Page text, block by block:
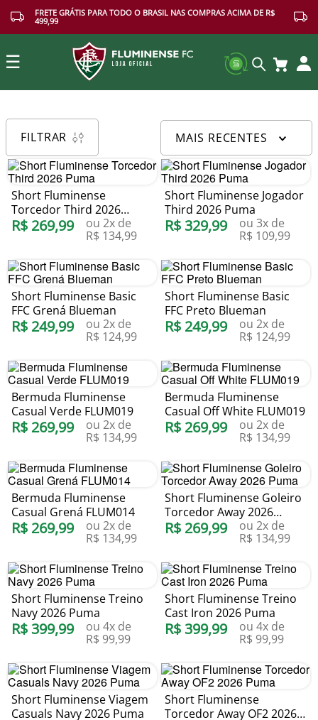
FRETE GRÁTIS PARA TODO O BRASIL NAS COMPRAS ACIMA DE R$
499,99
☰
FILTRAR MAIS RECENTES
Short Fluminense
Torcedor Third 2026
Puma
R$ 269,99 ou 2x de
R$ 134,99
Short Fluminense Jogador
Third 2026 Puma
R$ 329,99 ou 3x de
R$ 109,99
Short Fluminense Basic
FFC Grená Blueman
R$ 249,99 ou 2x de
R$ 124,99
Short Fluminense Basic
FFC Preto Blueman
R$ 249,99 ou 2x de
R$ 124,99
Bermuda Fluminense
Casual Verde FLUM019
R$ 269,99 ou 2x de
R$ 134,99
Bermuda Fluminense
Casual Off White FLUM019
R$ 269,99 ou 2x de
R$ 134,99
Bermuda Fluminense
Casual Grená FLUM014
R$ 269,99 ou 2x de
R$ 134,99
Short Fluminense Goleiro
Torcedor Away 2026
Puma
R$ 269,99 ou 2x de
R$ 134,99
Short Fluminense Treino
Navy 2026 Puma
R$ 399,99 ou 4x de
R$ 99,99
Short Fluminense Treino
Cast Iron 2026 Puma
R$ 399,99 ou 4x de
R$ 99,99
Short Fluminense Viagem
Casuals Navy 2026 Puma
Short Fluminense
Torcedor Away OF2 2026